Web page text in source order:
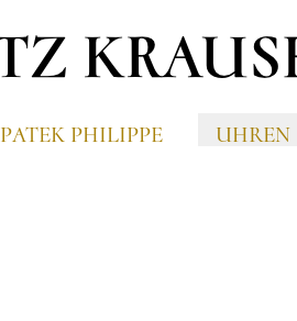
PATEK PHILIPPE UHREN